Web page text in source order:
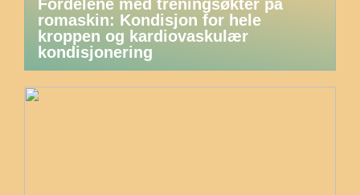
Fordelene med treningsøkter på
romaskin: Kondisjon for hele
kroppen og kardiovaskulær
kondisjonering